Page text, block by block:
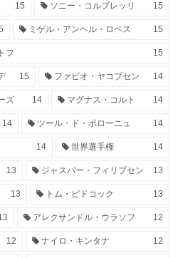
15 ソニー・コルブレッリ 15
ミゲル・アンヘル・ロペス 15
フ 15
15 ファビオ・ヤコブセン 14
ズ 14 マグナス・コルト 14
14 ツール・ド・ポローニュ 14
14 世界選手権 14
13 ジャスパー・フィリプセン 13
13 トム・ピドコック 13
アレクサンドル・ウラソフ 12
12 ナイロ・キンタナ 12